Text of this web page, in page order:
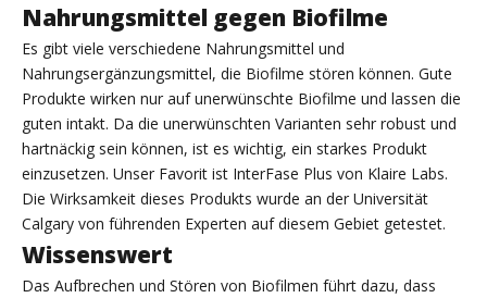
Nahrungsmittel gegen Biofilme
Es gibt viele verschiedene Nahrungsmittel und
Nahrungsergänzungsmittel, die Biofilme stören können. Gute
Produkte wirken nur auf unerwünschte Biofilme und lassen die
guten intakt. Da die unerwünschten Varianten sehr robust und
hartnäckig sein können, ist es wichtig, ein starkes Produkt
einzusetzen. Unser Favorit ist InterFase Plus von Klaire Labs.
Die Wirksamkeit dieses Produkts wurde an der Universität
Calgary von führenden Experten auf diesem Gebiet getestet.
Wissenswert
Das Aufbrechen und Stören von Biofilmen führt dazu, dass